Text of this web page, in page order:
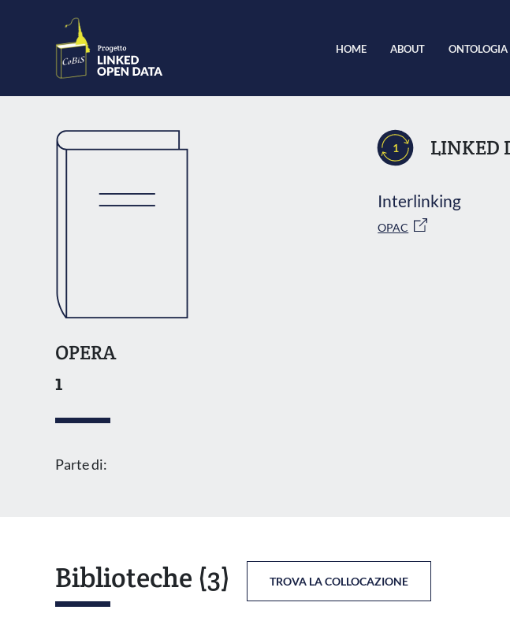
HOME ABOUT ONTOLOGIA
1 LINKED
Interlinking
OPAC
OPERA
1
Parte di:
Biblioteche (3) TROVA LA COLLOCAZIONE